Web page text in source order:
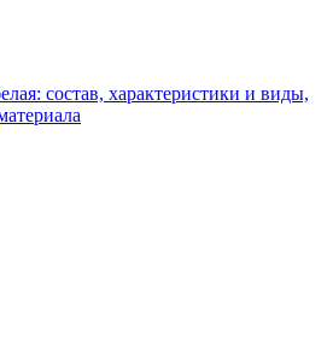
состав, характеристики и виды,